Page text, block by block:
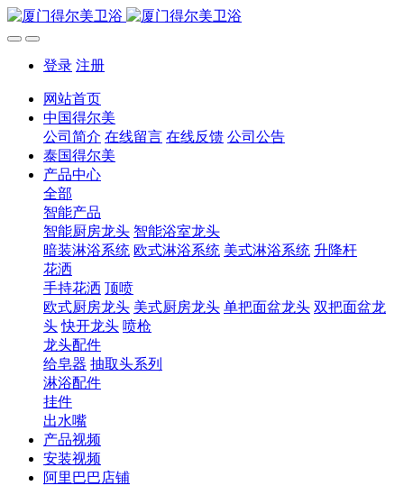
登录 注册
网站首页
中国得尔美
公司简介 在线留言 在线反馈 公司公告
泰国得尔美
产品中心
全部
智能产品
智能厨房龙头 智能浴室龙头
暗装淋浴系统 欧式淋浴系统 美式淋浴系统 升降杆
花洒
手持花洒 顶喷
欧式厨房龙头 美式厨房龙头 单把面盆龙头 双把面盆龙
头 快开龙头 喷枪
龙头配件
给皂器 抽取头系列
淋浴配件
挂件
出水嘴
产品视频
安装视频
阿里巴巴店铺